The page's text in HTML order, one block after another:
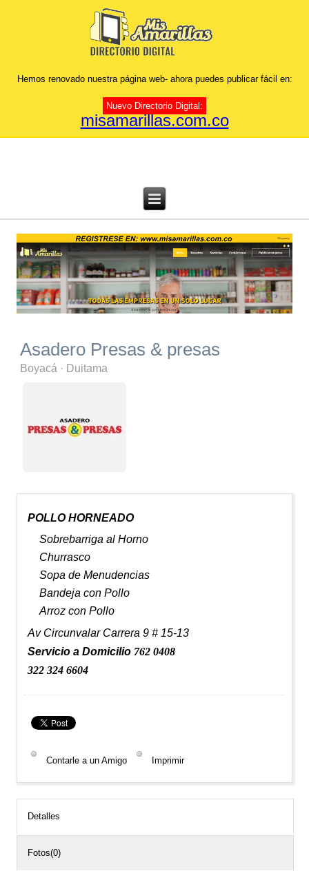
Hemos renovado nuestra página web- ahora puedes publicar fácil en:
Nuevo Directorio Digital:
misamarillas.com.co
Asadero Presas & presas
Boyacá · Duitama
POLLO HORNEADO
Sobrebarriga al Horno
Churrasco
Sopa de Menudencias
Bandeja con Pollo
Arroz con Pollo
Av Circunvalar Carrera 9 # 15-13
Servicio a Domicilio 762 0408
322 324 6604
Contarle a un Amigo Imprimir
Detalles
Fotos(0)